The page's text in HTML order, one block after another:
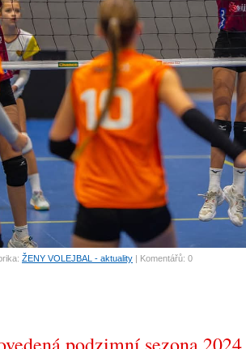
ŽENY VOLEJBAL - aktuality | Komentářů: 0